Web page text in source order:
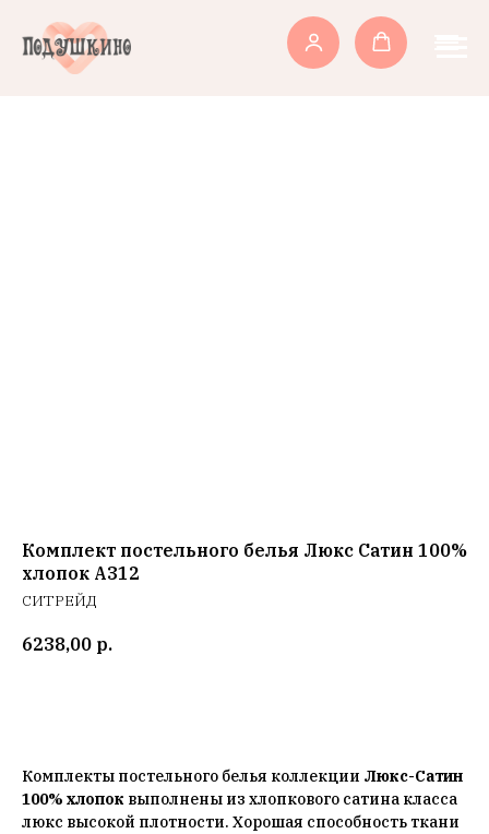
Комплект постельного белья Люкс Сатин 100%
хлопок A312
СИТРЕЙД
6238,00 р.
Комплекты постельного белья коллекции Люкс-Сатин
100% хлопок выполнены из хлопкового сатина класса
люкс высокой плотности. Хорошая способность ткани